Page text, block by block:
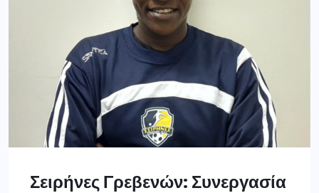
Σειρήνες Γρεβενών: Συνεργασία